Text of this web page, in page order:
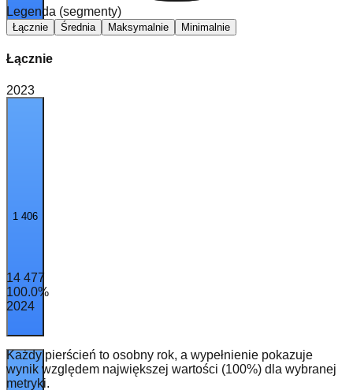
1 406
Legenda (segmenty)
Łącznie Średnia Maksymalnie Minimalnie
Łącznie
2023
14 477
100.0%
2024
Każdy pierścień to osobny rok, a wypełnienie pokazuje
wynik względem największej wartości (100%) dla wybranej
metryki.